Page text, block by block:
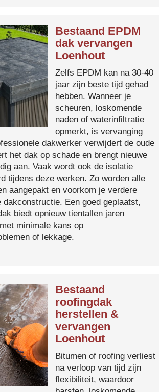
Bestaand EPDM
dak vervangen
Loenhout
Zelfs EPDM kan na 30-40
jaar zijn beste tijd gehad
hebben. Wanneer je
scheuren, loskomende
naden of waterinfiltratie
opmerkt, is vervanging
dakwerker verwijdert de oude
het dak op schade en brengt nieuwe
aan. Vaak wordt ook de isolatie
tijdens deze werken. Zo worden alle
aangepakt en voorkom je verdere
dakconstructie. Een goed geplaatst,
biedt opnieuw tientallen jaren
minimale kans op
of lekkage.
Bestaand
roofingdak
herstellen &
vervangen
Loenhout
Bitumen of roofing verliest
na verloop van tijd zijn
flexibiliteit, waardoor